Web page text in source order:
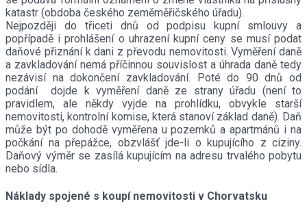
katastr (obdoba českého zeměměřičského úřadu).
Nejpozději do třiceti dnů od podpisu kupní smlouvy a
popřípadě i prohlášení o uhrazení kupní ceny se musí podat
daňové přiznání k dani z převodu nemovitosti. Vyměření daně
a zavkladování nemá příčinnou souvislost a úhrada daně tedy
nezávisí na dokončení zavkladování. Poté do 90 dnů od
podání dojde k vyměření daně ze strany úřadu (není to
pravidlem, ale někdy vyjde na prohlídku, obvykle starší
nemovitosti, kontrolní komise, která stanoví základ daně). Daň
může být po dohodě vyměřena u pozemků a apartmánů i na
počkání na přepážce, obzvlášť jde-li o kupujícího z ciziny.
Daňový výměr se zasílá kupujícím na adresu trvalého pobytu
nebo sídla.
Náklady spojené s koupí nemovitosti v Chorvatsku